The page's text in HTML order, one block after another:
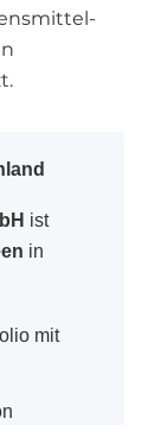
ist
in
mit